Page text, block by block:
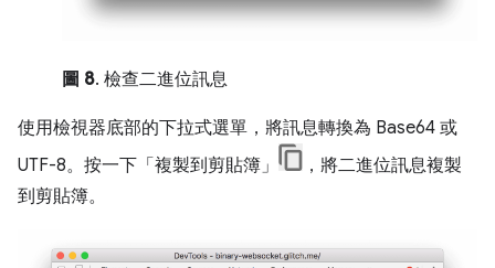
圖 8. 檢查二進位訊息
使用檢視器底部的下拉式選單，將訊息轉換為 Base64 或
UTF-8。按一下「複製到剪貼簿」
，將二進位訊息複製
到剪貼簿。